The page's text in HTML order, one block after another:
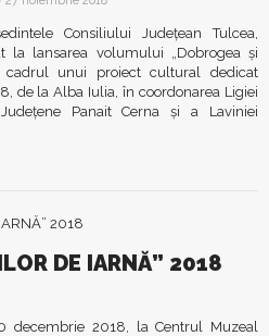
Consiliului Județean Tulcea,
la lansarea volumului „Dobrogea și
cadrul unui proiect cultural dedicat
de la Alba Iulia, în coordonarea Ligiei
Panait Cerna și a Laviniei
DE IARNĂ” 2018
decembrie 2018, la Centrul Muzeal